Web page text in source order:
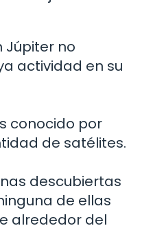
Júpiter no
actividad en su
conocido por
de satélites.
descubiertas
de ellas
alrededor del